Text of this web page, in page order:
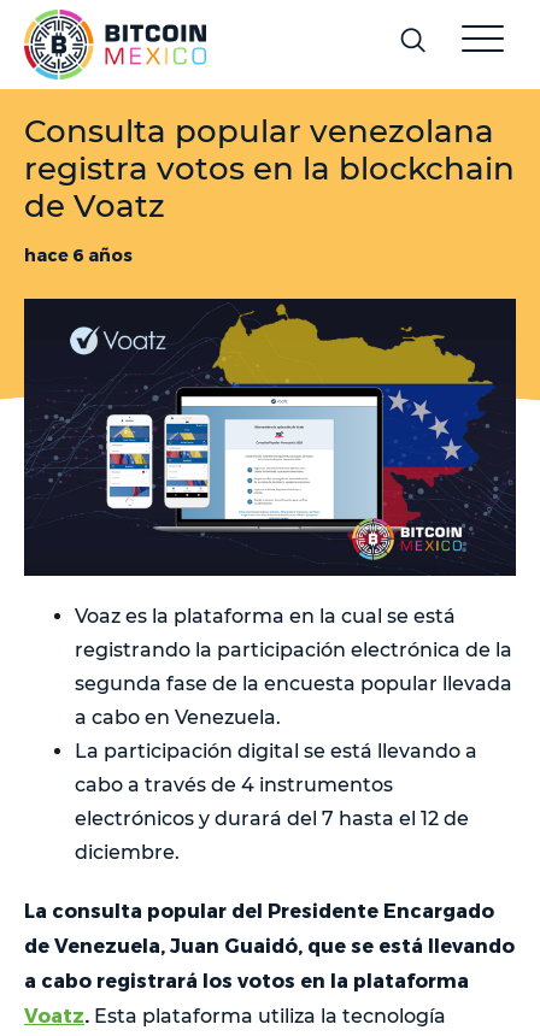
Consulta popular venezolana
registra votos en la blockchain
de Voatz
hace 6 años
Voaz es la plataforma en la cual se está
registrando la participación electrónica de la
segunda fase de la encuesta popular llevada
a cabo en Venezuela.
La participación digital se está llevando a
cabo a través de 4 instrumentos
electrónicos y durará del 7 hasta el 12 de
diciembre.
La consulta popular del Presidente Encargado
de Venezuela, Juan Guaidó, que se está llevando
a cabo registrará los votos en la plataforma
Voatz. Esta plataforma utiliza la tecnología